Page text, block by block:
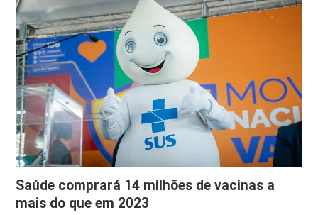
Saúde comprará 14 milhões de vacinas a
mais do que em 2023